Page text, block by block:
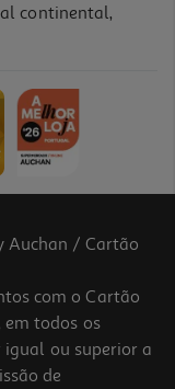
40ml
continental,
Auchan / Cartão
com o Cartão
todos os
ou superior a
de